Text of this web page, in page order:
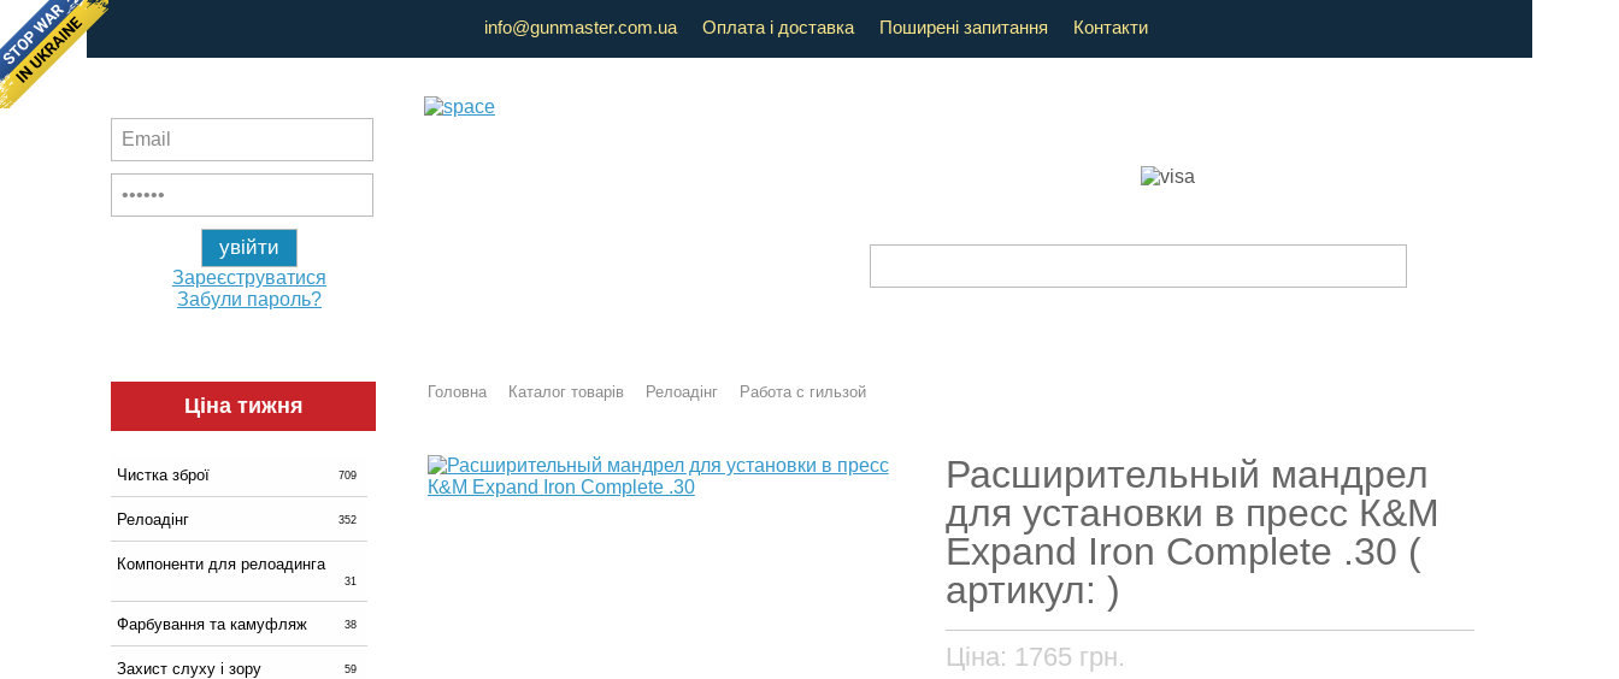
info@gunmaster.com.ua Оплата і доставка Поширені запитання Контакти
Зареєструватися
Забули пароль?
Ціна тижня
Чистка зброї 709
Релоадінг 352
Компоненти для релоадинга
31
Фарбування та камуфляж 38
Захист слуху і зору 59
Головна Каталог товарів Релоадінг Работа с гильзой
Расширительный мандрел
для установки в пресс К&М
Expand Iron Complete .30 (
артикул: )
Ціна: 1765 грн.